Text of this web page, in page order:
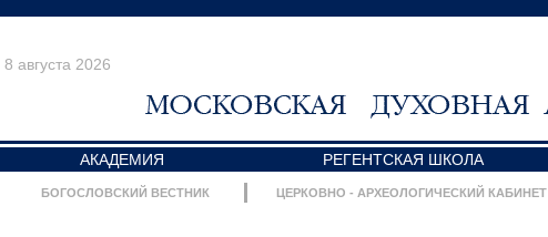
8 августа 2026
АКАДЕМИЯ РЕГЕНТСКАЯ ШКОЛА
БОГОСЛОВСКИЙ ВЕСТНИК ЦЕРКОВНО - АРХЕОЛОГИЧЕСКИЙ КАБИНЕТ